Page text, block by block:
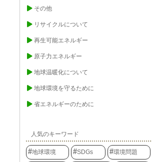
その他
リサイクルについて
再生可能エネルギー
原子力エネルギー
地球温暖化について
地球環境を守るために
省エネルギーのために
人気のキーワード
地球環境 SDGs 環境問題